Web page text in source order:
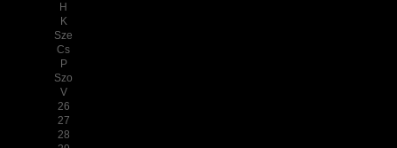
H
K
Sze
Cs
P
Szo
V
26
27
28